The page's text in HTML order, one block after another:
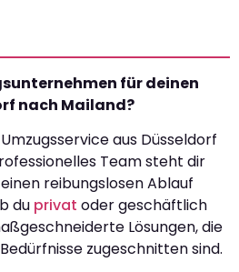
für deinen
nach Mailand?
aus Düsseldorf
Team steht dir
reibungslosen Ablauf
du privat oder geschäftlich
Lösungen, die
zugeschnitten sind.